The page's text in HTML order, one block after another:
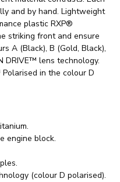
and by hand. Lightweight
plastic RXP®
striking front and ensure
A (Black), B (Gold, Black),
DRIVE™ lens technology.
in the colour D
engine block.
(colour D polarised).